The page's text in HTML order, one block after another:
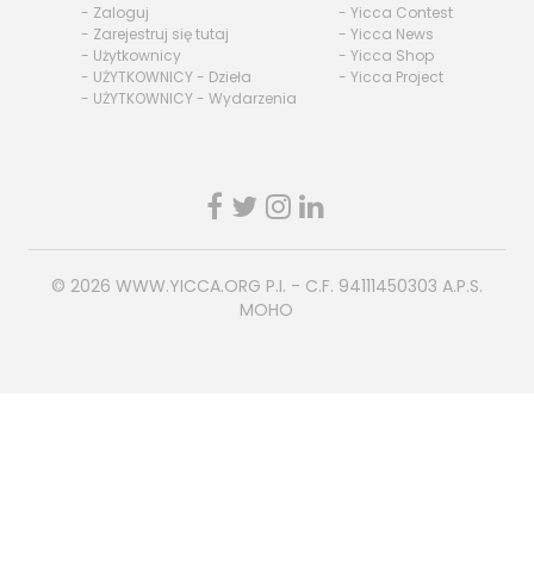
- Zaloguj
- Zarejestruj się tutaj
- Użytkownicy
- UŻYTKOWNICY - Dzieła
- UŻYTKOWNICY - Wydarzenia
- Yicca Contest
- Yicca News
- Yicca Shop
- Yicca Project
© 2026 WWW.YICCA.ORG P.I. - C.F. 94111450303 A.P.S.
MOHO